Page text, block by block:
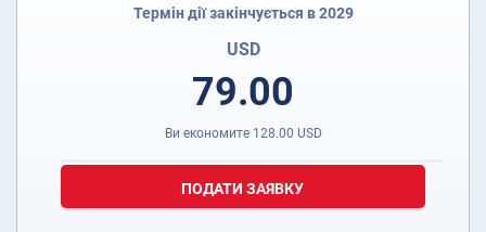
Термін дії закінчується в 2029
USD
79.00
Ви економите 128.00 USD
ПОДАТИ ЗАЯВКУ